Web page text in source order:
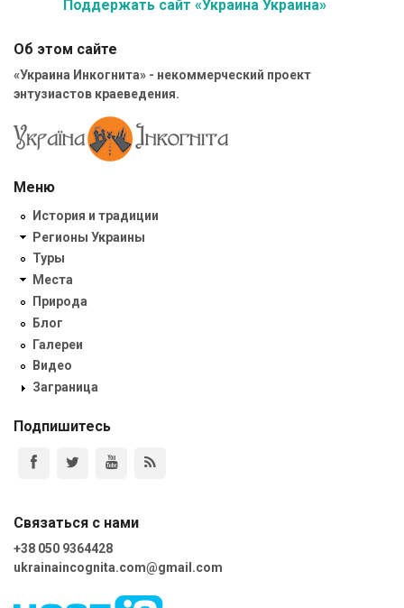
Поддержать сайт «Украина Украина»
Об этом сайте
«Украина Инкогнита» - некоммерческий проект
энтузиастов краеведения.
Меню
История и традиции
Регионы Украины
Туры
Места
Природа
Блог
Галереи
Видео
Заграница
Подпишитесь
Связаться с нами
+38 050 9364428
ukrainaincognita.com@gmail.com